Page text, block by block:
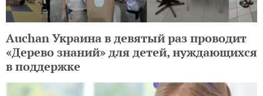
Auchan Украина в девятый раз проводит
«Дерево знаний» для детей, нуждающихся
в поддержке